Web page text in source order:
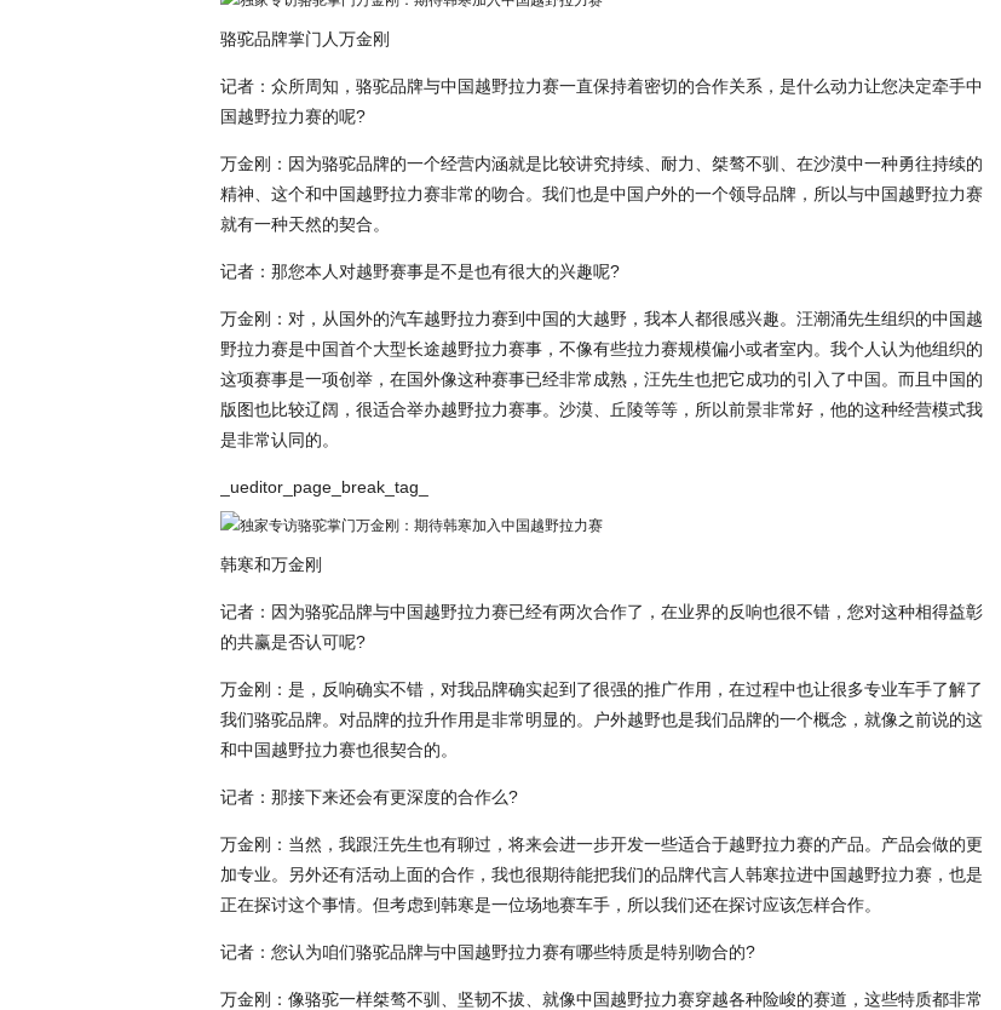
骆驼品牌掌门人万金刚
记者：众所周知，骆驼品牌与中国越野拉力赛一直保持着密切的合作关系，是什么动力让您决定牵手中
国越野拉力赛的呢?
万金刚：因为骆驼品牌的一个经营内涵就是比较讲究持续、耐力、桀骜不驯、在沙漠中一种勇往持续的
精神、这个和中国越野拉力赛非常的吻合。我们也是中国户外的一个领导品牌，所以与中国越野拉力赛
就有一种天然的契合。
记者：那您本人对越野赛事是不是也有很大的兴趣呢?
万金刚：对，从国外的汽车越野拉力赛到中国的大越野，我本人都很感兴趣。汪潮涌先生组织的中国越
野拉力赛是中国首个大型长途越野拉力赛事，不像有些拉力赛规模偏小或者室内。我个人认为他组织的
这项赛事是一项创举，在国外像这种赛事已经非常成熟，汪先生也把它成功的引入了中国。而且中国的
版图也比较辽阔，很适合举办越野拉力赛事。沙漠、丘陵等等，所以前景非常好，他的这种经营模式我
是非常认同的。
_ueditor_page_break_tag_
韩寒和万金刚
记者：因为骆驼品牌与中国越野拉力赛已经有两次合作了，在业界的反响也很不错，您对这种相得益彰
的共赢是否认可呢?
万金刚：是，反响确实不错，对我品牌确实起到了很强的推广作用，在过程中也让很多专业车手了解了
我们骆驼品牌。对品牌的拉升作用是非常明显的。户外越野也是我们品牌的一个概念，就像之前说的这
和中国越野拉力赛也很契合的。
记者：那接下来还会有更深度的合作么?
万金刚：当然，我跟汪先生也有聊过，将来会进一步开发一些适合于越野拉力赛的产品。产品会做的更
加专业。另外还有活动上面的合作，我也很期待能把我们的品牌代言人韩寒拉进中国越野拉力赛，也是
正在探讨这个事情。但考虑到韩寒是一位场地赛车手，所以我们还在探讨应该怎样合作。
记者：您认为咱们骆驼品牌与中国越野拉力赛有哪些特质是特别吻合的?
万金刚：像骆驼一样桀骜不驯、坚韧不拔、就像中国越野拉力赛穿越各种险峻的赛道，这些特质都非常